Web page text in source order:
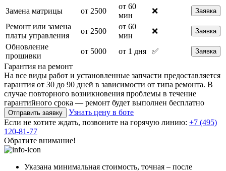
Замена матрицы от 2500
от 60
мин
❌ Заявка
Ремонт или замена
платы управления
от 2500
от 60
мин
❌ Заявка
Обновление
прошивки
от 5000 от 1 дня ✅ Заявка
Гарантия на ремонт
На все виды работ и установленные запчасти предоставляется
гарантия от 30 до 90 дней в зависимости от типа ремонта. В
случае повторного возникновения проблемы в течение
гарантийного срока — ремонт будет выполнен бесплатно
Отправить заявку
Узнать цену в боте
Если не хотите ждать, позвоните на горячую линию: +7 (495)
120-81-77
Обратите внимание!
Указана минимальная стоимость, точная – после